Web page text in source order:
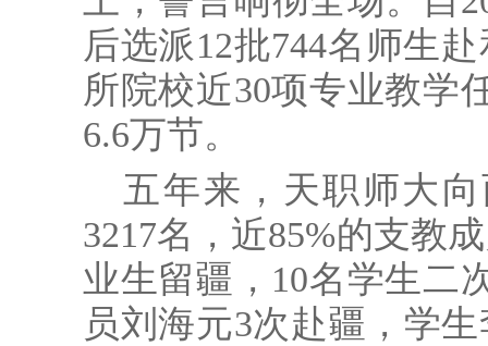
后选派12批744名师生
所院校近30项专业教学
6.6万节。
五年来，天职师大
3217名，近85%的支教
业生留疆，10名学生二
员刘海元3次赴疆，学